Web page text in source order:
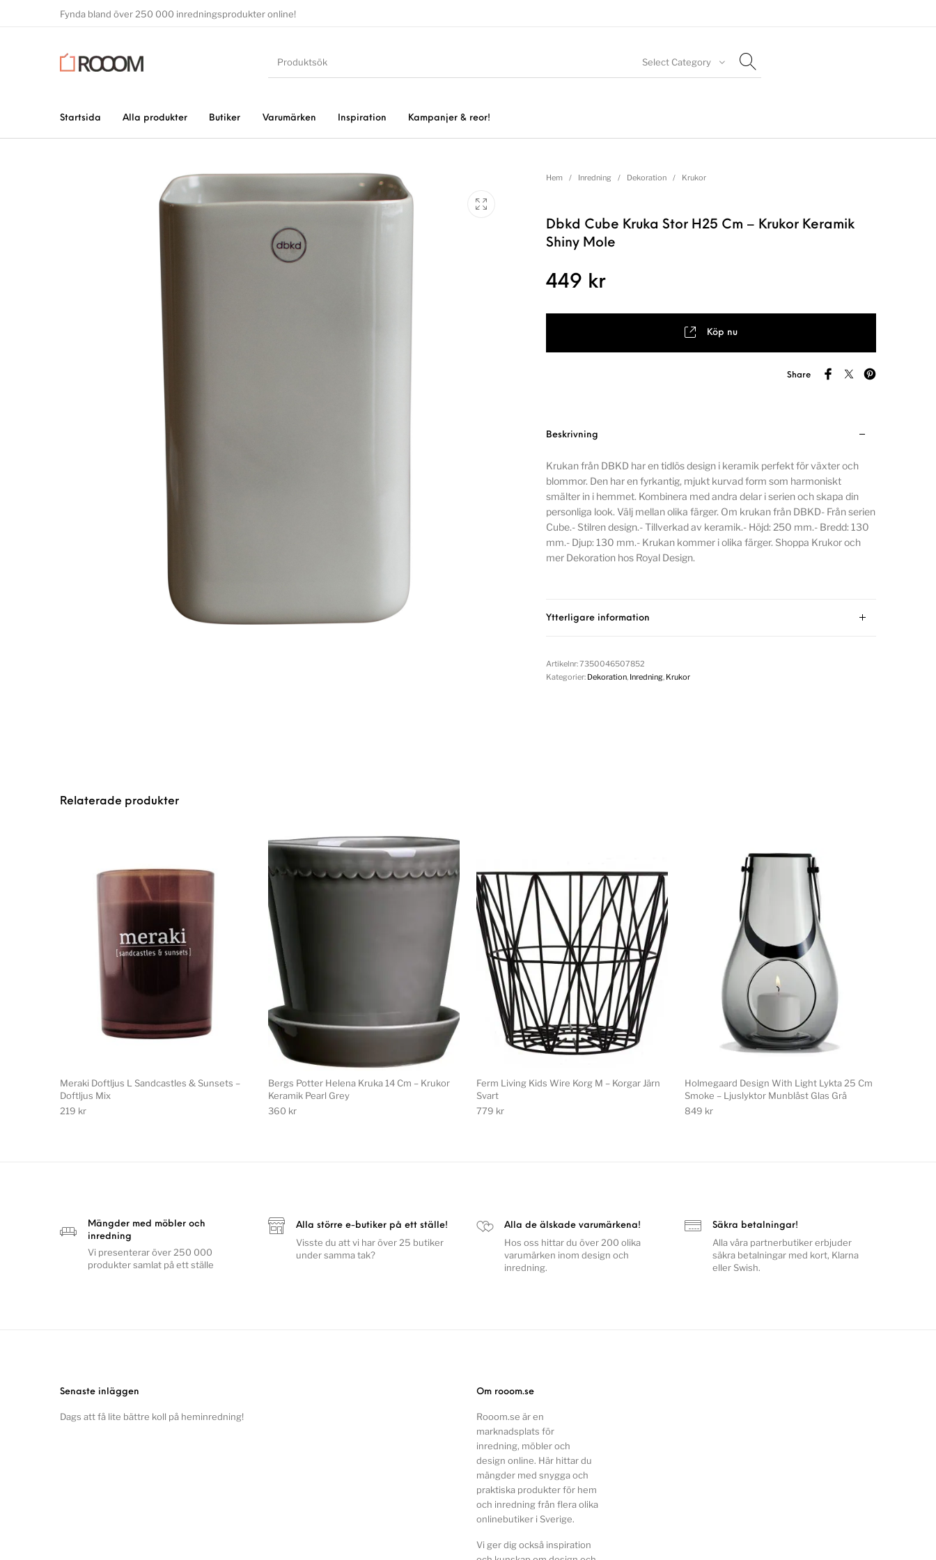
Fynda bland över 250 000 inredningsprodukter online!
Select Category
Startsida Alla produkter Butiker Varumärken Inspiration Kampanjer & reor!
Hem / Inredning / Dekoration / Krukor
Dbkd Cube Kruka Stor H25 Cm – Krukor Keramik
Shiny Mole
449 kr
Köp nu
Share
Beskrivning
Krukan från DBKD har en tidlös design i keramik perfekt för växter och
blommor. Den har en fyrkantig, mjukt kurvad form som harmoniskt
smälter in i hemmet. Kombinera med andra delar i serien och skapa din
personliga look. Välj mellan olika färger. Om krukan från DBKD- Från serien
Cube.- Stilren design.- Tillverkad av keramik.- Höjd: 250 mm.- Bredd: 130
mm.- Djup: 130 mm.- Krukan kommer i olika färger. Shoppa Krukor och
mer Dekoration hos Royal Design.
Ytterligare information
Artikelnr:7350046507852
Kategorier: Dekoration, Inredning, Krukor
Relaterade produkter
Meraki Doftljus L Sandcastles & Sunsets –
Doftljus Mix
219 kr
Bergs Potter Helena Kruka 14 Cm – Krukor
Keramik Pearl Grey
360 kr
Ferm Living Kids Wire Korg M – Korgar Järn
Svart
779 kr
Holmegaard Design With Light Lykta 25 Cm
Smoke – Ljuslyktor Munblåst Glas Grå
849 kr
Mängder med möbler och
inredning
Vi presenterar över 250 000
produkter samlat på ett ställe
Alla större e-butiker på ett ställe!
Visste du att vi har över 25 butiker
under samma tak?
Alla de älskade varumärkena!
Hos oss hittar du över 200 olika
varumärken inom design och
inredning.
Säkra betalningar!
Alla våra partnerbutiker erbjuder
säkra betalningar med kort, Klarna
eller Swish.
Senaste inläggen
Dags att få lite bättre koll på heminredning!
Om rooom.se
Rooom.se är en
marknadsplats för
inredning, möbler och
design online. Här hittar du
mängder med snygga och
praktiska produkter för hem
och inredning från flera olika
onlinebutiker i Sverige.
Vi ger dig också inspiration